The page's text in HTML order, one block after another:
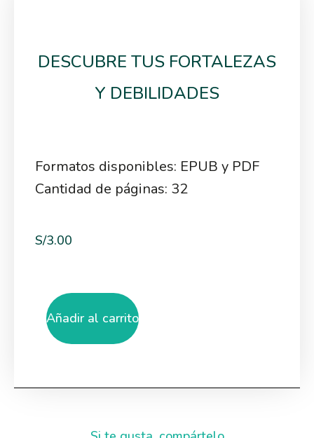
DESCUBRE TUS FORTALEZAS
Y DEBILIDADES
Formatos disponibles: EPUB y PDF
Cantidad de páginas: 32
S/3.00
Añadir al carrito